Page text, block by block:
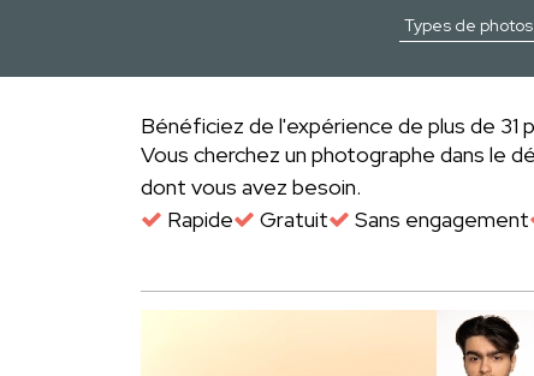
Bénéficiez de l'expérience de plus de 31
Vous cherchez un photographe dans le
dont vous avez besoin.
Rapide
Gratuit Sans engagement